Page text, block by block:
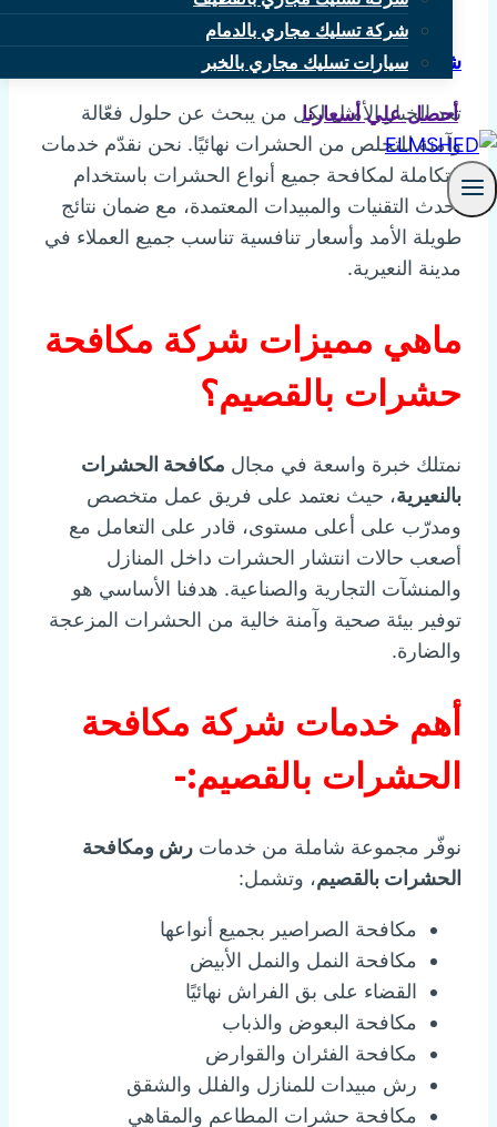
شركة تسليك مجاري بالدمام
سيارات تسليك مجاري بالخبر
أحصل علي أسعارنا
شركة مكافحة حشرات بالقصيم:-
تعد الخيار الأمثل لكل من يبحث عن حلول فعّالة
وآمنة للتخلص من الحشرات نهائيًا. نحن نقدّم خدمات
متكاملة لمكافحة جميع أنواع الحشرات باستخدام
أحدث التقنيات والمبيدات المعتمدة، مع ضمان نتائج
طويلة الأمد وأسعار تنافسية تناسب جميع العملاء في
مدينة النعيرية.
ماهي مميزات شركة مكافحة
حشرات بالقصيم؟
نمتلك خبرة واسعة في مجال مكافحة الحشرات
بالنعيرية، حيث نعتمد على فريق عمل متخصص
ومدرّب على أعلى مستوى، قادر على التعامل مع
أصعب حالات انتشار الحشرات داخل المنازل
والمنشآت التجارية والصناعية. هدفنا الأساسي هو
توفير بيئة صحية وآمنة خالية من الحشرات المزعجة
والضارة.
أهم خدمات شركة مكافحة
الحشرات بالقصيم:-
نوفّر مجموعة شاملة من خدمات رش ومكافحة
الحشرات بالقصيم، وتشمل:
مكافحة الصراصير بجميع أنواعها
مكافحة النمل والنمل الأبيض
القضاء على بق الفراش نهائيًا
مكافحة البعوض والذباب
مكافحة الفئران والقوارض
رش مبيدات للمنازل والفلل والشقق
مكافحة حشرات المطاعم والمقاهي